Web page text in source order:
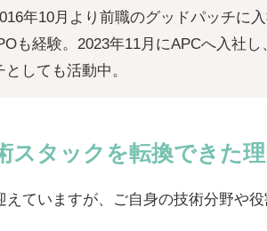
年10月より前職のグッドパッチに
も経験。2023年11月にAPCへ入社
しても活動中。
スタックを転換できた
ていますが、ご自身の技術分野や